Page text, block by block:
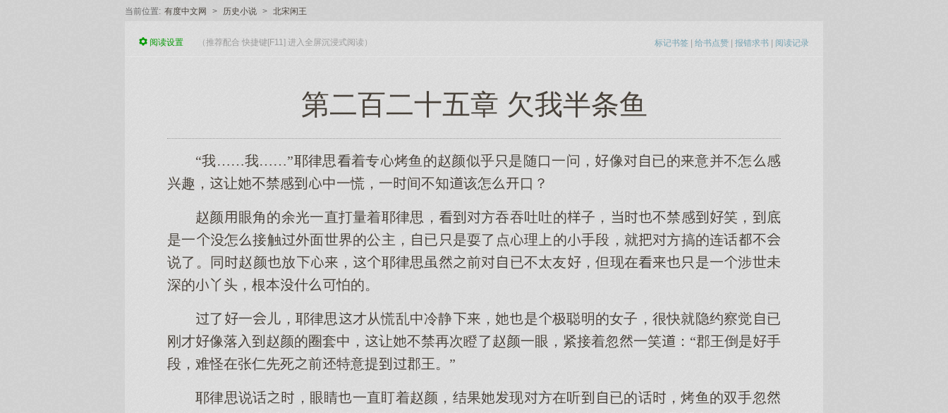
当前位置: 有度中文网 > 历史小说 > 北宋闲王
标记书签 | 给书点赞 | 报错求书 | 阅读记录
阅读设置 （推荐配合 快捷键[F11] 进入全屏沉浸式阅读）
第二百二十五章 欠我半条鱼
“我……我……”耶律思着专烤鱼的赵颜似乎是随口一问，像已的意并不怎感
兴趣，让不禁感中一慌，一间不知该怎口？
赵颜眼角的余光一直打量着耶律思，方吞吞吐吐的子，不禁感笑，底
是一怎接触外面世界的公主，已是耍了点理的手段，就方搞的连话不
说了。同赵颜放，耶律思虽前已不太友，但现在是一涉世未
深的丫头，根本什怕的。
了一儿，耶律思才从慌乱中冷静，是极聪明的女子，很快就隐约察觉已
刚才像落入赵颜的圈套中，让不禁再次瞪了赵颜一眼，紧接着忽一笑：“郡王倒是手
段，难怪在张仁先死前特意提郡王。”
耶律思说话，眼睛一直盯着赵颜，结果现方在听已的话，烤鱼的双手忽